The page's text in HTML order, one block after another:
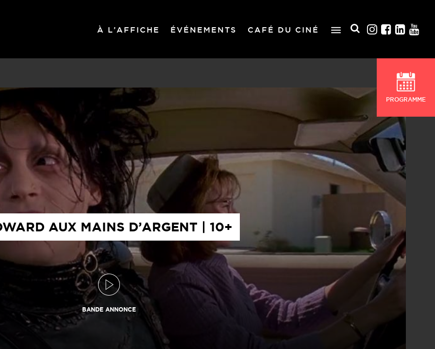
À L’AFFICHE ÉVÉNEMENTS CAFÉ DU CINÉ
AUX MAINS D’ARGENT | 10+
BANDE ANNONCE
PROGRAMME